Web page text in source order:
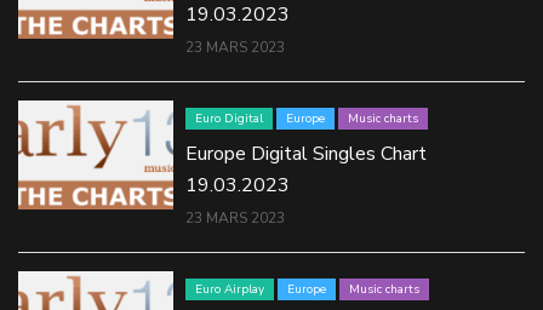
19.03.2023
23 MARS 2023
Euro Digital Europe Music charts
Europe Digital Singles Chart
19.03.2023
23 MARS 2023
Euro Airplay Europe Music charts